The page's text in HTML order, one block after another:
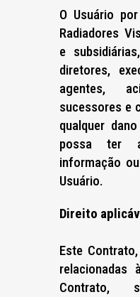
O Usuário
Radiadores
e
diretores,
agentes,
sucessores e
qualquer
possa ter
informação
Usuário.
Direito
Este
relacionadas
Contrato,